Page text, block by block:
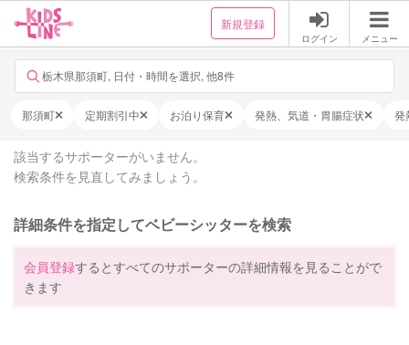
新規登録
ログイン メニュー
栃木県那須町, 日付・時間を選択, 他8件
那須町 定期割引中 お泊り保育 発熱、気道・胃腸症状 発
該当するサポーターがいません。
検索条件を見直してみましょう。
詳細条件を指定してベビーシッターを検索
会員登録するとすべてのサポーターの詳細情報を見ることがで
きます